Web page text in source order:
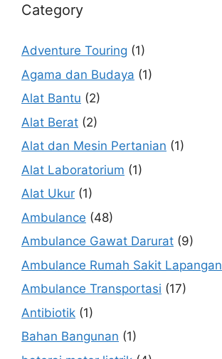
Category
Adventure Touring (1)
Agama dan Budaya (1)
Alat Bantu (2)
Alat Berat (2)
Alat dan Mesin Pertanian (1)
Alat Laboratorium (1)
Alat Ukur (1)
Ambulance (48)
Ambulance Gawat Darurat (9)
Ambulance Rumah Sakit Lapangan
Ambulance Transportasi (17)
Antibiotik (1)
Bahan Bangunan (1)